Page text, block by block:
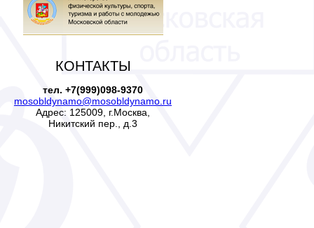
КОНТАКТЫ
тел. +7(999)098-9370
mosobldynamo@mosobldynamo.ru
Адрес: 125009, г.Москва,
Никитский пер., д.3